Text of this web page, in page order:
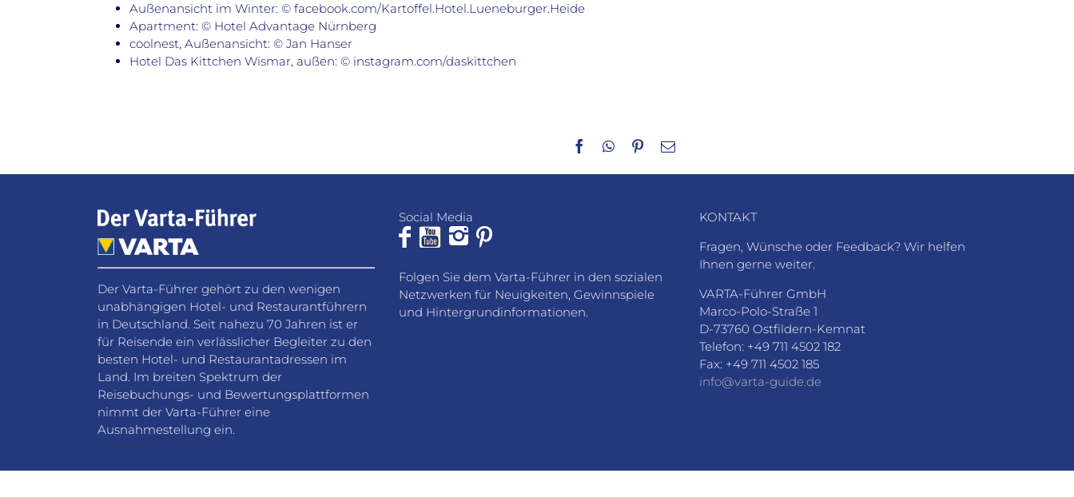
Außenansicht im Winter: © facebook.com/Kartoffel.Hotel.Lueneburger.Heide
Apartment: © Hotel Advantage Nürnberg
coolnest, Außenansicht: © Jan Hanser
Hotel Das Kittchen Wismar, außen: © instagram.com/daskittchen
Facebook
WhatsApp
Pinterest
E-
Der Varta-Führer gehört zu den wenigen
unabhängigen Hotel- und Restaurantführern
in Deutschland. Seit nahezu 70 Jahren ist er
für Reisende ein verlässlicher Begleiter zu den
besten Hotel- und Restaurantadressen im
Land. Im breiten Spektrum der
Reisebuchungs- und Bewertungsplattformen
nimmt der Varta-Führer eine
Ausnahmestellung ein.
Social Media
Folgen Sie dem Varta-Führer in den sozialen
Netzwerken für Neuigkeiten, Gewinnspiele
und Hintergrundinformationen.
KONTAKT
Fragen, Wünsche oder Feedback? Wir helfen
Ihnen gerne weiter.
VARTA-Führer GmbH
Marco-Polo-Straße 1
D-73760 Ostfildern-Kemnat
Telefon: +49 711 4502 182
Fax: +49 711 4502 185
info@varta-guide.de